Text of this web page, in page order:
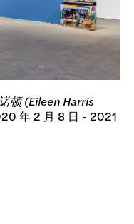
顿 (Eileen Harris
年 2 月 8 日 - 2021